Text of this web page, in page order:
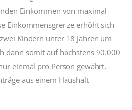
Einkommen von maximal
Einkommensgrenze erhöht sich
Kindern unter 18 Jahren um
dann somit auf höchstens 90.000
einmal pro Person gewährt,
aus einem Haushalt